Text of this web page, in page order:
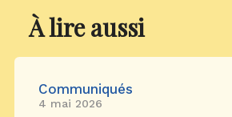
À lire aussi
Communiqués
4 mai 2026